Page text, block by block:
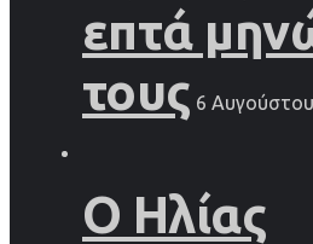
επτά
τους 6
Ο Ηλίας